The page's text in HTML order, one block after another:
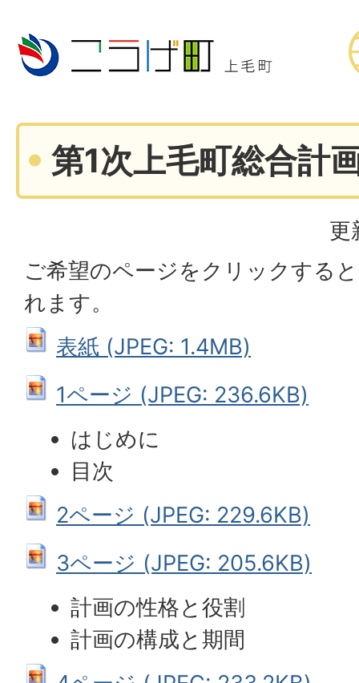
第1次上毛町総合計
更
ご希望のページをクリックする
れます。
表紙 (JPEG: 1.4MB)
1ページ (JPEG: 236.6KB)
はじめに
目次
2ページ (JPEG: 229.6KB)
3ページ (JPEG: 205.6KB)
計画の性格と役割
計画の構成と期間